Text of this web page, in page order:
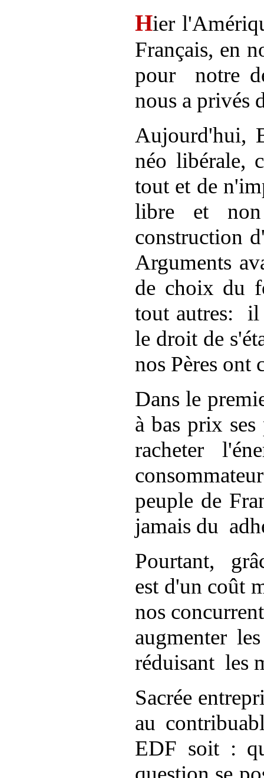
Hier
Français, en
pour
notre
nous a privés
Aujourd'hui,
néo libérale,
tout et de
libre et non
construction
Arguments
de choix du
tout autres:
il
le droit de
nos Pères ont
Dans le
à bas prix
racheter
peuple de
jamais du
Pourtant,
est d'un coût
nos
augmenter
réduisant les
Sacrée
au
EDF soit :